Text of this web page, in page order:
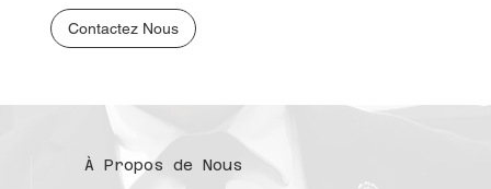
À Propos de Nous
Contactez Nous